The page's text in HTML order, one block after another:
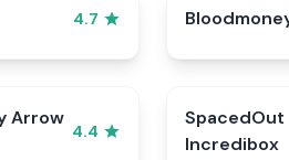
4.7
Arrow
4.4
SpacedOut
Incredibox